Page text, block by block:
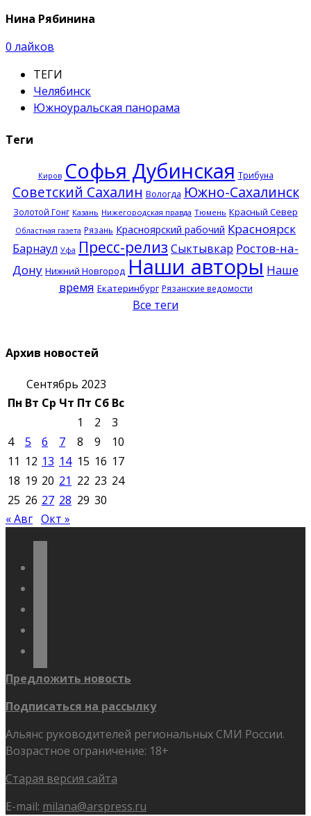
Нина Рябинина
0 лайков
ТЕГИ
Челябинск
Южноуральская панорама
Теги
Киров Софья Дубинская Трибуна
Советский Сахалин Вологда Южно-Сахалинск
Золотой Гонг Казань Нижегородская правда Тюмень Красный Север
Областная газета Рязань Красноярский рабочий Красноярск
Барнаул Уфа Пресс-релиз Сыктывкар Ростов-на-
Дону Нижний Новгород Наши авторы Наше
время Екатеринбург Рязанские ведомости
Все теги
Архив новостей
Сентябрь 2023
Пн Вт Ср Чт Пт Сб Вс
1
2
3
4
5 6 7 8 9
10
11 12 13 14 15 16 17
18 19 20 21 22 23 24
25 26 27 28 29 30
« Авг Окт »
Предложить новость
Подписаться на рассылку
Альянс руководителей региональных СМИ России.
Возрастное ограничение: 18+
Старая версия сайта
E-mail: milana@arspress.ru